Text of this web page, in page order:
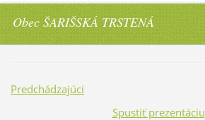
Obec ŠARIŠSKÁ TRSTENÁ
Predchádzajúci
Spustiť prezentáciu